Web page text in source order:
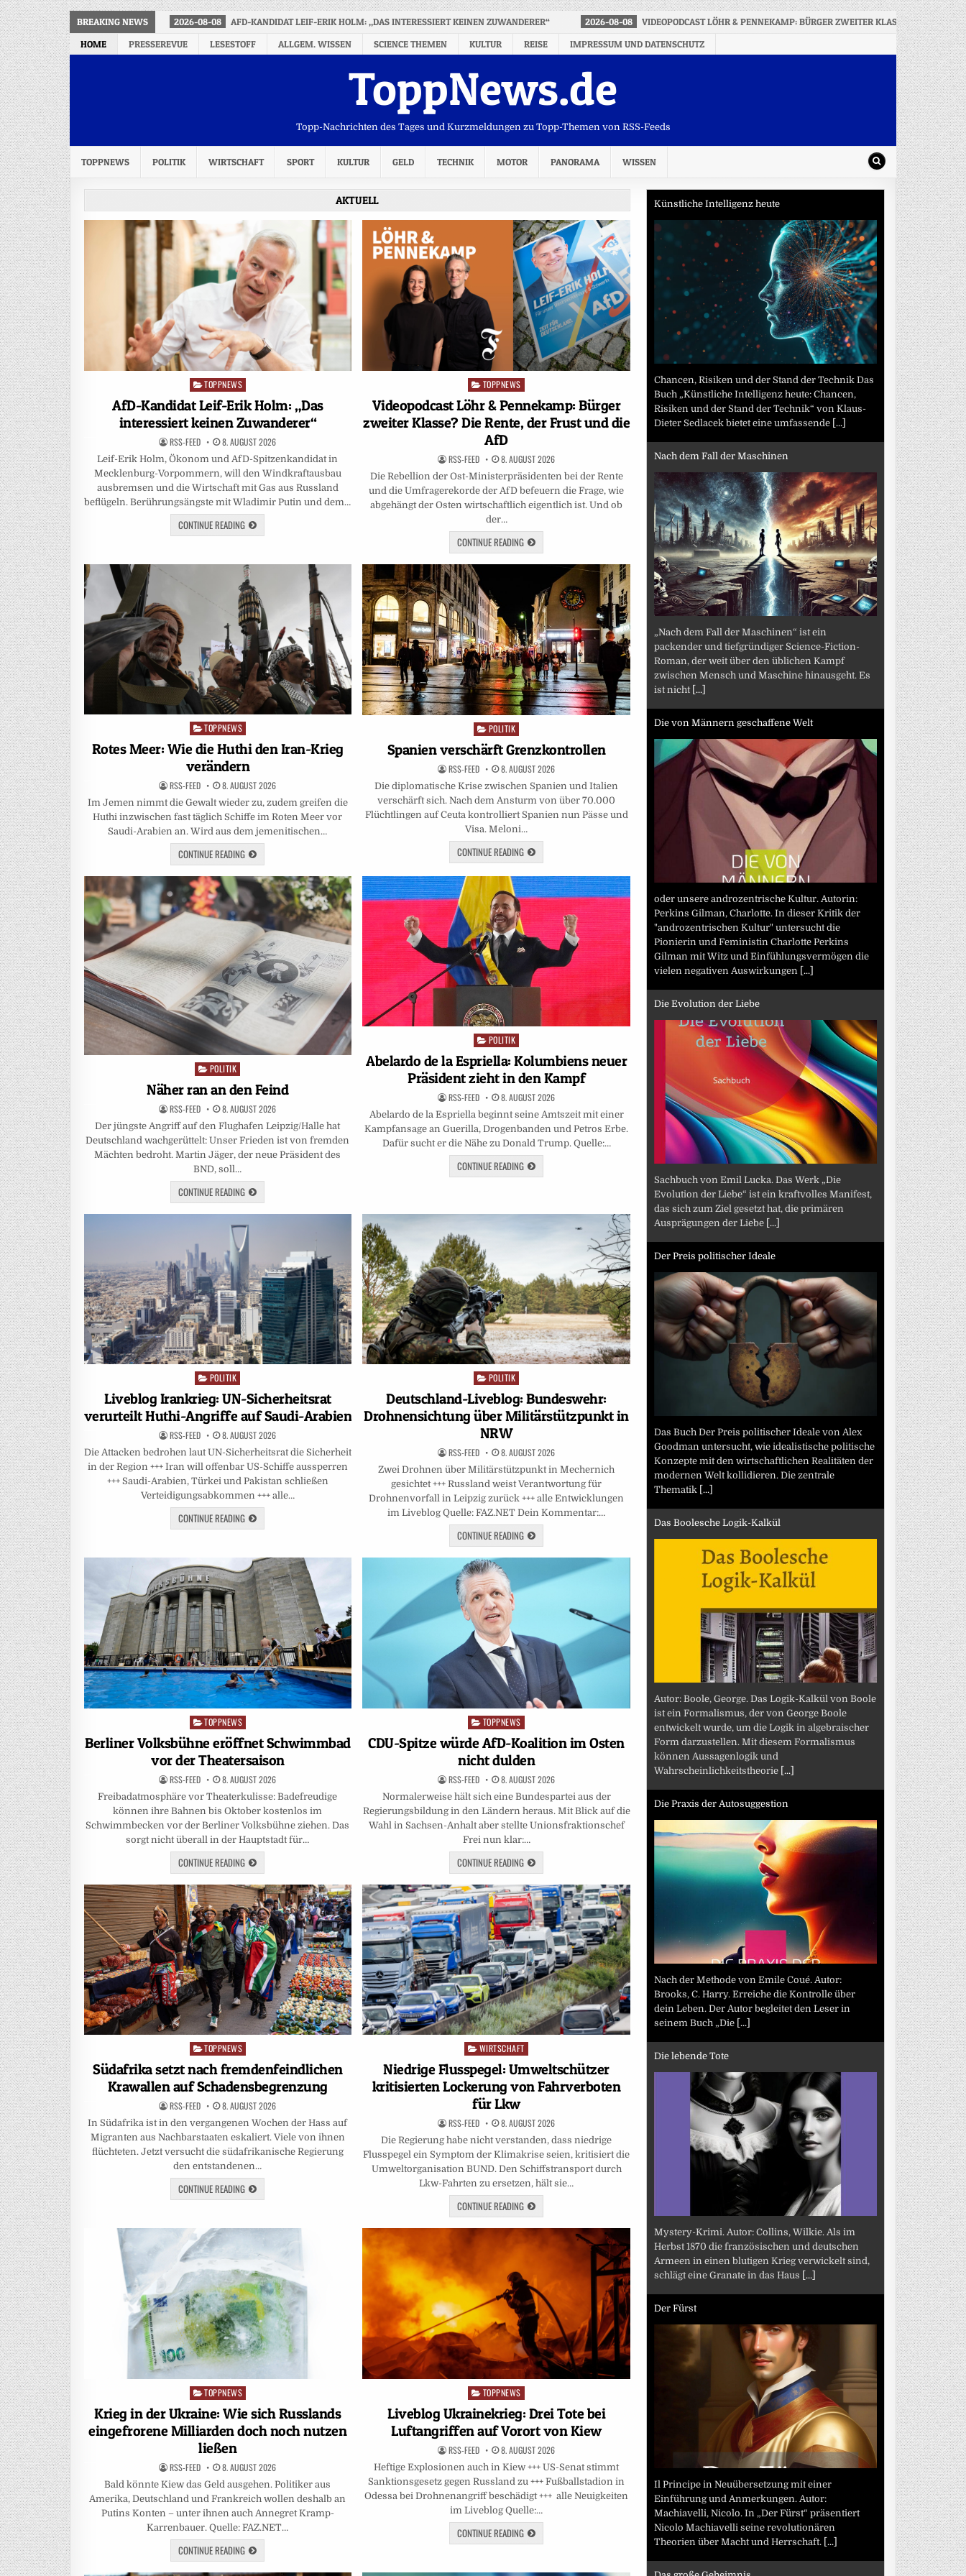
BREAKING NEWS 2026-08-08 AFD-KANDIDAT LEIF-ERIK HOLM: „DAS INTERESSIERT KEINEN ZUWANDERER“ 2026-08-08
VIDEOPODCAST LÖHR & PENNEKAMP: BÜRGER ZWEITER KLASSE? DIE RENTE,
HOME
PRESSEREVUE LESESTOFF ALLGEM. WISSEN SCIENCE THEMEN KULTUR REISE IMPRESSUM UND DATENSCHUTZ
ToppNews.de
Topp-Nachrichten des Tages und Kurzmeldungen zu Topp-Themen von RSS-Feeds
TOPPNEWS POLITIK WIRTSCHAFT SPORT KULTUR GELD TECHNIK MOTOR PANORAMA WISSEN
AKTUELL
Posted
TOPPNEWS
AfD-Kandidat Leif-Erik Holm: „Das
interessiert keinen Zuwanderer“
RSS-FEED 8. AUGUST 2026
Leif-Erik Holm, Ökonom und AfD-Spitzenkandidat in
Mecklenburg-Vorpommern, will den Windkraftausbau
ausbremsen und die Wirtschaft mit Gas aus Russland
beflügeln. Berührungsängste mit Wladimir Putin und dem…
CONTINUE READING
Posted
in
TOPPNEWS
Videopodcast Löhr & Pennekamp: Bürger
zweiter Klasse? Die Rente, der Frust und die
AfD
RSS-FEED 8. AUGUST 2026
Die Rebellion der Ost-Ministerpräsidenten bei der Rente
und die Umfragerekorde der AfD befeuern die Frage, wie
abgehängt der Osten wirtschaftlich eigentlich ist. Und ob
der…
CONTINUE READING
Posted
TOPPNEWS
Rotes Meer: Wie die Huthi den Iran-Krieg
verändern
RSS-FEED 8. AUGUST 2026
Im Jemen nimmt die Gewalt wieder zu, zudem greifen die
Huthi inzwischen fast täglich Schiffe im Roten Meer vor
Saudi-Arabien an. Wird aus dem jemenitischen…
CONTINUE READING
Posted
in
POLITIK
Spanien verschärft Grenzkontrollen
RSS-FEED 8. AUGUST 2026
Die diplomatische Krise zwischen Spanien und Italien
verschärft sich. Nach dem Ansturm von über 70.000
Flüchtlingen auf Ceuta kontrolliert Spanien nun Pässe und
Visa. Meloni…
CONTINUE READING
Posted
POLITIK
Näher ran an den Feind
RSS-FEED 8. AUGUST 2026
Der jüngste Angriff auf den Flughafen Leipzig/Halle hat
Deutschland wachgerüttelt: Unser Frieden ist von fremden
Mächten bedroht. Martin Jäger, der neue Präsident des
BND, soll…
CONTINUE READING
Posted
POLITIK
Abelardo de la Espriella: Kolumbiens neuer
Präsident zieht in den Kampf
RSS-FEED 8. AUGUST 2026
Abelardo de la Espriella beginnt seine Amtszeit mit einer
Kampfansage an Guerilla, Drogenbanden und Petros Erbe.
Dafür sucht er die Nähe zu Donald Trump. Quelle:…
CONTINUE READING
Posted
in
POLITIK
Liveblog Irankrieg: UN-Sicherheitsrat
verurteilt Huthi-Angriffe auf Saudi-Arabien
RSS-FEED 8. AUGUST 2026
Die Attacken bedrohen laut UN-Sicherheitsrat die Sicherheit
in der Region +++ Iran will offenbar US-Schiffe aussperren
+++ Saudi-Arabien, Türkei und Pakistan schließen
Verteidigungsabkommen +++ alle…
CONTINUE READING
Posted
in
POLITIK
Deutschland-Liveblog: Bundeswehr:
Drohnensichtung über Militärstützpunkt in
NRW
RSS-FEED 8. AUGUST 2026
Zwei Drohnen über Militärstützpunkt in Mechernich
gesichtet +++ Russland weist Verantwortung für
Drohnenvorfall in Leipzig zurück +++ alle Entwicklungen
im Liveblog Quelle: FAZ.NET Dein Kommentar:…
CONTINUE READING
Posted
in
TOPPNEWS
Berliner Volksbühne eröffnet Schwimmbad
vor der Theatersaison
RSS-FEED 8. AUGUST 2026
Freibadatmosphäre vor Theaterkulisse: Badefreudige
können ihre Bahnen bis Oktober kostenlos im
Schwimmbecken vor der Berliner Volksbühne ziehen. Das
sorgt nicht überall in der Hauptstadt für…
CONTINUE READING
Posted
in
TOPPNEWS
CDU-Spitze würde AfD-Koalition im Osten
nicht dulden
RSS-FEED 8. AUGUST 2026
Normalerweise hält sich eine Bundespartei aus der
Regierungsbildung in den Ländern heraus. Mit Blick auf die
Wahl in Sachsen-Anhalt aber stellte Unionsfraktionschef
Frei nun klar:…
CONTINUE READING
Posted
TOPPNEWS
Südafrika setzt nach fremdenfeindlichen
Krawallen auf Schadensbegrenzung
RSS-FEED 8. AUGUST 2026
In Südafrika ist in den vergangenen Wochen der Hass auf
Migranten aus Nachbarstaaten eskaliert. Viele von ihnen
flüchteten. Jetzt versucht die südafrikanische Regierung
den entstandenen…
CONTINUE READING
Posted
WIRTSCHAFT
Niedrige Flusspegel: Umweltschützer
kritisierten Lockerung von Fahrverboten
für Lkw
RSS-FEED 8. AUGUST 2026
Die Regierung habe nicht verstanden, dass niedrige
Flusspegel ein Symptom der Klimakrise seien, kritisiert die
Umweltorganisation BUND. Den Schiffstransport durch
Lkw-Fahrten zu ersetzen, hält sie…
CONTINUE READING
Posted
TOPPNEWS
Krieg in der Ukraine: Wie sich Russlands
eingefrorene Milliarden doch noch nutzen
ließen
RSS-FEED 8. AUGUST 2026
Bald könnte Kiew das Geld ausgehen. Politiker aus
Amerika, Deutschland und Frankreich wollen deshalb an
Putins Konten – unter ihnen auch Annegret Kramp-
Karrenbauer. Quelle: FAZ.NET…
CONTINUE READING
Posted
in
TOPPNEWS
Liveblog Ukrainekrieg: Drei Tote bei
Luftangriffen auf Vorort von Kiew
RSS-FEED 8. AUGUST 2026
Heftige Explosionen auch in Kiew +++ US-Senat stimmt
Sanktionsgesetz gegen Russland zu +++ Fußballstadion in
Odessa bei Drohnenangriff beschädigt +++ alle Neuigkeiten
im Liveblog Quelle:…
CONTINUE READING
Künstliche Intelligenz heute
Chancen, Risiken und der Stand der Technik Das
Buch „Künstliche Intelligenz heute: Chancen,
Risiken und der Stand der Technik“ von Klaus-
Dieter Sedlacek bietet eine umfassende [...]
Nach dem Fall der Maschinen
„Nach dem Fall der Maschinen“ ist ein
packender und tiefgründiger Science-Fiction-
Roman, der weit über den üblichen Kampf
zwischen Mensch und Maschine hinausgeht. Es
ist nicht [...]
Die von Männern geschaffene Welt
oder unsere androzentrische Kultur. Autorin:
Perkins Gilman, Charlotte. In dieser Kritik der
"androzentrischen Kultur" untersucht die
Pionierin und Feministin Charlotte Perkins
Gilman mit Witz und Einfühlungsvermögen die
vielen negativen Auswirkungen [...]
Die Evolution der Liebe
Sachbuch von Emil Lucka. Das Werk „Die
Evolution der Liebe“ ist ein kraftvolles Manifest,
das sich zum Ziel gesetzt hat, die primären
Ausprägungen der Liebe [...]
Der Preis politischer Ideale
Das Buch Der Preis politischer Ideale von Alex
Goodman untersucht, wie idealistische politische
Konzepte mit den wirtschaftlichen Realitäten der
modernen Welt kollidieren. Die zentrale
Thematik [...]
Das Boolesche Logik-Kalkül
Autor: Boole, George. Das Logik-Kalkül von Boole
ist ein Formalismus, der von George Boole
entwickelt wurde, um die Logik in algebraischer
Form darzustellen. Mit diesem Formalismus
können Aussagenlogik und
Wahrscheinlichkeitstheorie [...]
Die Praxis der Autosuggestion
Nach der Methode von Emile Coué. Autor:
Brooks, C. Harry. Erreiche die Kontrolle über
dein Leben. Der Autor begleitet den Leser in
seinem Buch „Die [...]
Die lebende Tote
Mystery-Krimi. Autor: Collins, Wilkie. Als im
Herbst 1870 die französischen und deutschen
Armeen in einen blutigen Krieg verwickelt sind,
schlägt eine Granate in das Haus [...]
Der Fürst
Il Principe in Neuübersetzung mit einer
Einführung und Anmerkungen. Autor:
Machiavelli, Nicolo. In „Der Fürst“ präsentiert
Nicolo Machiavelli seine revolutionären
Theorien über Macht und Herrschaft. [...]